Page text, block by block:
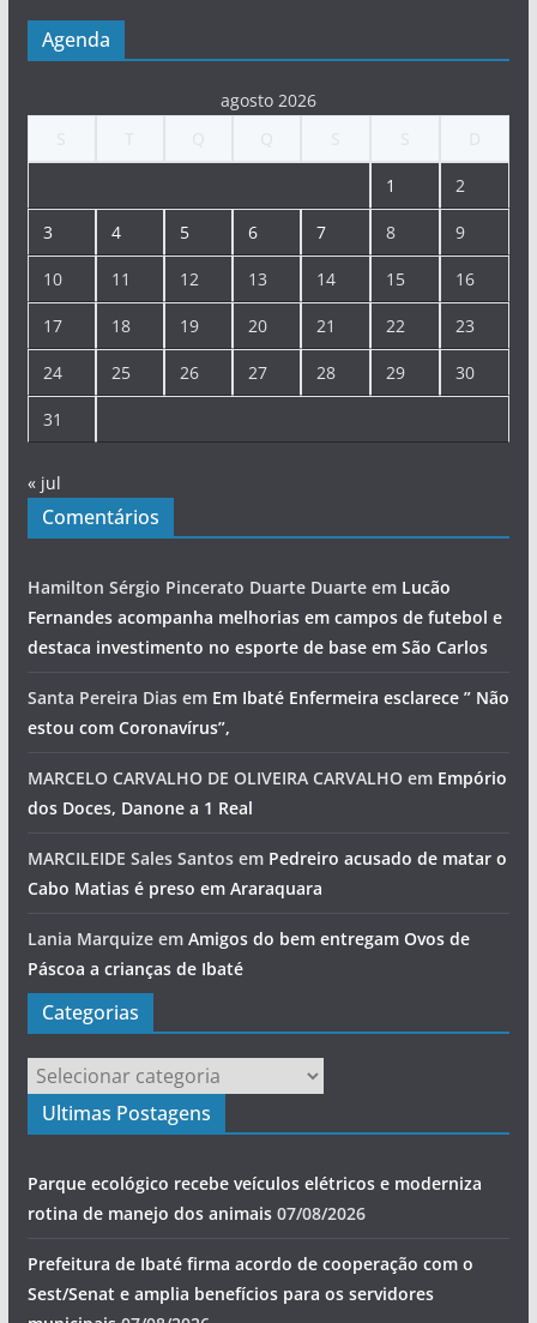
Agenda
agosto 2026
1 2
3 4 5 6 7 8 9
10 11 12 13 14 15 16
17 18 19 20 21 22 23
24 25 26 27 28 29 30
31
« jul
Comentários
Hamilton Sérgio Pincerato Duarte Duarteem Lucão
Fernandes acompanha melhorias em campos de futebol e
destaca investimento no esporte de base em São Carlos
Santa Pereira Diasem Em Ibaté Enfermeira esclarece ” Não
estou com Coronavírus”,
MARCELO CARVALHO DE OLIVEIRA CARVALHOem Empório
dos Doces, Danone a 1 Real
MARCILEIDE Sales Santosem Pedreiro acusado de matar o
Cabo Matias é preso em Araraquara
Lania Marquizeem Amigos do bem entregam Ovos de
Páscoa a crianças de Ibaté
Categorias
Categorias
Ultimas Postagens
Parque ecológico recebe veículos elétricos e moderniza
rotina de manejo dos animais 07/08/2026
Prefeitura de Ibaté firma acordo de cooperação com o
Sest/Senat e amplia benefícios para os servidores